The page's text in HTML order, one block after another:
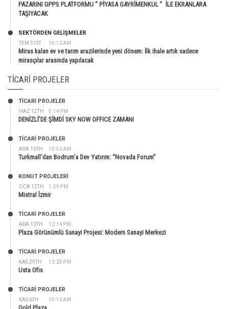
PAZARINI GPPS PLATFORMU ” PİYASA GAYRİMENKUL ” İLE EKRANLARA
TAŞIYACAK
TEM 31ST 10:12 AM
SEKTÖRDEN GELIŞMELER
Miras kalan ev ve tarım arazilerinde yeni dönem: İlk ihale artık sadece
mirasçılar arasında yapılacak
TICARI PROJELER
HAZ 12TH 5:14 PM
TİCARİ PROJELER
DENİZLİ’DE ŞİMDİ SKY NOW OFFICE ZAMANI
ARA 10TH 10:52 AM
TİCARİ PROJELER
Turkmall’dan Bodrum’a Dev Yatırım: “Novada Forum”
OCA 12TH 1:39 PM
KONUT PROJELERI
Mistral İzmir
ARA 10TH 12:14 PM
TİCARİ PROJELER
Plaza Görünümlü Sanayi Projesi: Modern Sanayi Merkezi
KAS 29TH 12:23 PM
TİCARİ PROJELER
Usta Ofis
KAS 6TH 10:12 AM
TİCARİ PROJELER